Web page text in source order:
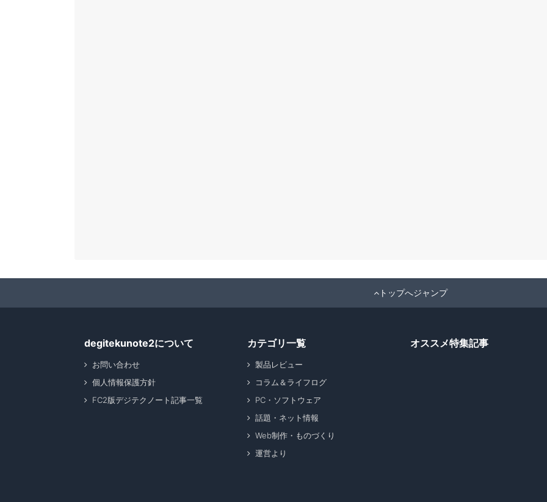
トップへジャンプ
degitekunote2について
お問い合わせ
個人情報保護方針
FC2版デジテクノート記事一覧
カテゴリ一覧
製品レビュー
コラム＆ライフログ
PC・ソフトウェア
話題・ネット情報
Web制作・ものづくり
運営より
オススメ特集記事